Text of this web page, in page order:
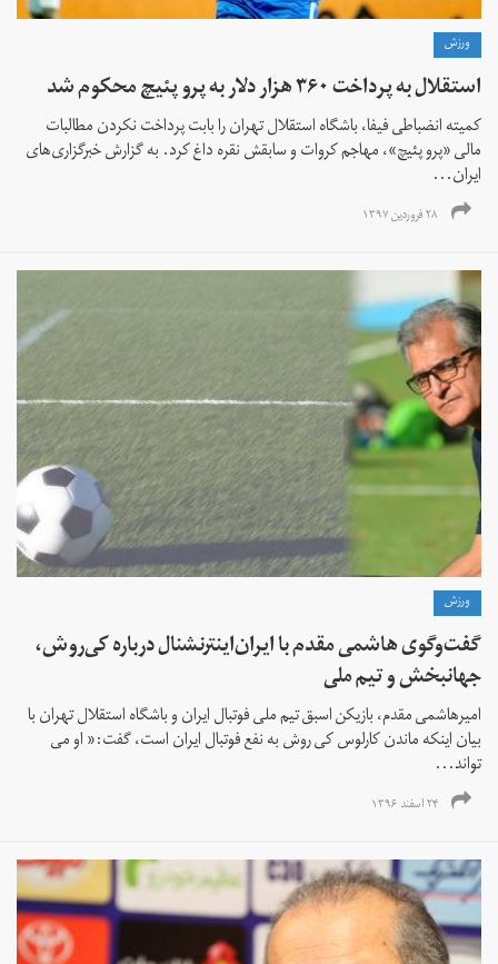
ورزش
استقلال به پرداخت ۳۶۰ هزار دلار به پرو پئیچ محکوم شد
کمیته انضباطی فیفا، باشگاه استقلال تهران را بابت پرداخت نکردن مطالبات
مالی «پرو پئیچ»، مهاجم کروات و سابقش نقره داغ کرد. به گزارش خبرگزاری‌های
ایران...
۲۸ فروردین ۱۳۹۷
ورزش
گفت‌وگوی هاشمی مقدم با ایران‌اینترنشنال درباره کی‌روش،
جهانبخش و تیم ملی
امیرهاشمی مقدم، بازیکن اسبق تیم ملی فوتبال ایران و باشگاه استقلال تهران با
بیان اینکه ماندن کارلوس کی روش به نفع فوتبال ایران است، گفت:« او می
تواند...
۲۴ اسفند ۱۳۹۶